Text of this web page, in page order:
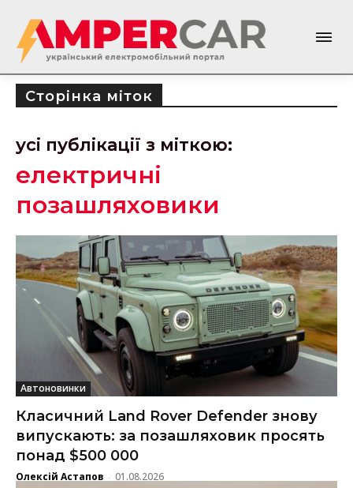
Сторінка міток
усі публікації з міткою:
електричні
позашляховики
Автоновинки
Класичний Land Rover Defender знову
випускають: за позашляховик просять
понад $500 000
Олексій Астапов - 01.08.2026